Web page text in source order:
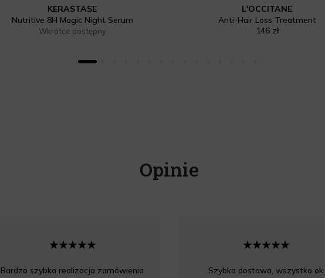
KERASTASE
Nutritive 8H Magic Night Serum
Wkrótce dostępny
L'OCCITANE
Anti-Hair Loss Treatment
146 zł
Opinie
Bardzo szybka realizacja zamówienia.
Szybka dostawa, wszystko ok.